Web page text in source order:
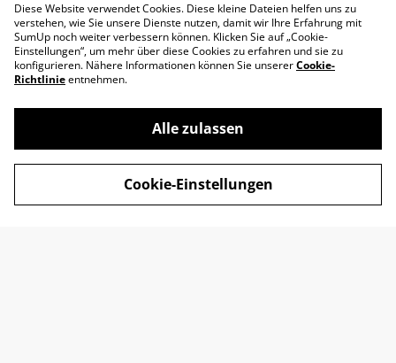
Widerrufsrecht
Diese Website verwendet Cookies. Diese kleine Dateien helfen uns zu
verstehen, wie Sie unsere Dienste nutzen, damit wir Ihre Erfahrung mit
SumUp noch weiter verbessern können. Klicken Sie auf „Cookie-
Einstellungen“, um mehr über diese Cookies zu erfahren und sie zu
konfigurieren. Nähere Informationen können Sie unsererCookie-
Richtlinieentnehmen.
Alle zulassen
Cookie-Einstellungen